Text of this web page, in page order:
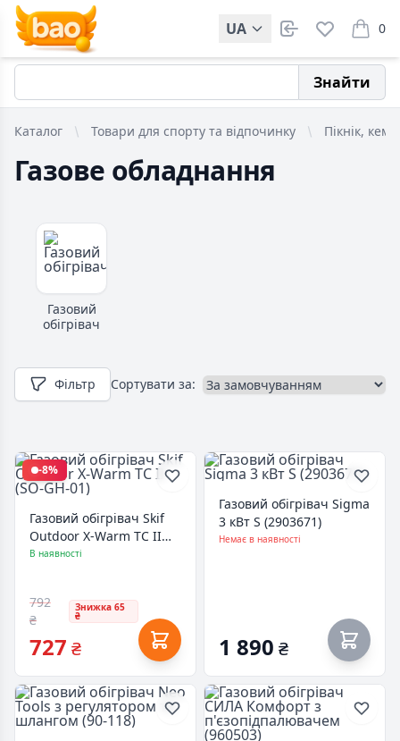
UA 0
items
Знайти
Каталог Товари для спорту та відпочинку Пікнік,
Газове обладнання
Газовий
обігрівач
Фільтр Сортувати за:
-8%
Газовий обігрівач Skif
Outdoor X-Warm TC II
(SO-GH-01)
В наявності
792
₴
Знижка 65
₴
727 ₴
Газовий обігрівач Sigma
3 кВт S (2903671)
Немає в наявності
1 890 ₴